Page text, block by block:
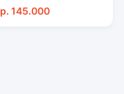
145.000